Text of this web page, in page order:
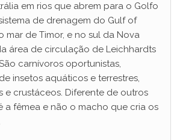
em rios que abrem para o Golfo
de drenagem do Gulf of
mar de Timor, e no sul da Nova
área de circulação de Leichhardts
carnívoros oportunistas,
insetos aquáticos e terrestres,
e crustáceos. Diferente de outros
a fêmea e não o macho que cria os